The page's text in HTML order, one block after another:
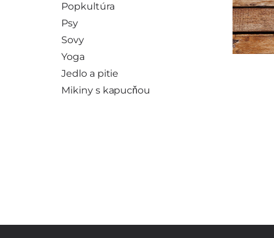
Popkultúra
Psy
Sovy
Yoga
Jedlo a pitie
Mikiny s kapucňou